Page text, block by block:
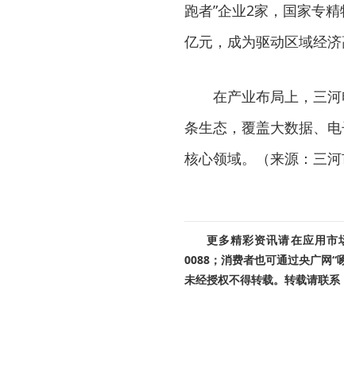
跑者”企业2家，国家专
亿元，成为驱动区域经
在产业布局上，三
条生态，覆盖大数据、
核心领域。（来源：三河
更多精彩资讯请在应用市
0088；消费者也可通过央广网“
未经授权不得转载。转载请联